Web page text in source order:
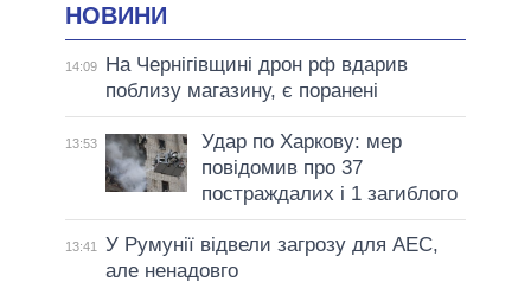
НОВИНИ
14:09
На Чернігівщині дрон рф вдарив
поблизу магазину, є поранені
13:53
Удар по Харкову: мер
повідомив про 37
постраждалих і 1 загиблого
13:41
У Румунії відвели загрозу для АЕС,
але ненадовго